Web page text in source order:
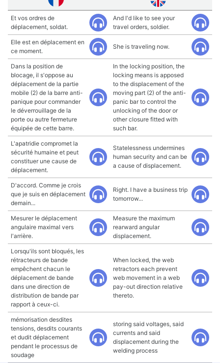
Et vos ordres de
déplacement, soldat.
And I'd like to see your
travel orders, soldier.
Elle est en déplacement en
ce moment.
She is traveling now.
Dans la position de
blocage, il s'oppose au
déplacement de la partie
mobile (2) de la barre anti-
panique pour commander
le déverrouillage de la
porte ou autre fermeture
équipée de cette barre.
In the locking position, the
locking means is apposed
to the displacement of the
moving part (2) of the anti-
panic bar to control the
unlocking of the door or
other closure fitted with
such bar.
L'apatridie compromet la
sécurité humaine et peut
constituer une cause de
déplacement.
Statelessness undermines
human security and can be
a cause of displacement.
D'accord. Comme je crois
que je suis en déplacement
demain...
Right. I have a business trip
tomorrow...
Mesurer le déplacement
angulaire maximal vers
l'arrière.
Measure the maximum
rearward angular
displacement.
Lorsqu'ils sont bloqués, les
rétracteurs de bande
empêchent chacun le
déplacement de bande
dans une direction de
distribution de bande par
rapport à ceux-ci.
When locked, the web
retractors each prevent
web movement in a web
pay-out direction relative
thereto.
mémorisation desdites
tensions, desdits courants
et dudit déplacement
pendant le processus de
soudage
storing said voltages, said
currents and said
displacement during the
welding process